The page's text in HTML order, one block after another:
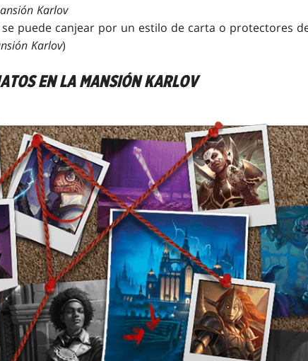
Karlov
puede canjear por un estilo de carta o protectores
Karlov)
EN LA MANSIÓN KARLOV